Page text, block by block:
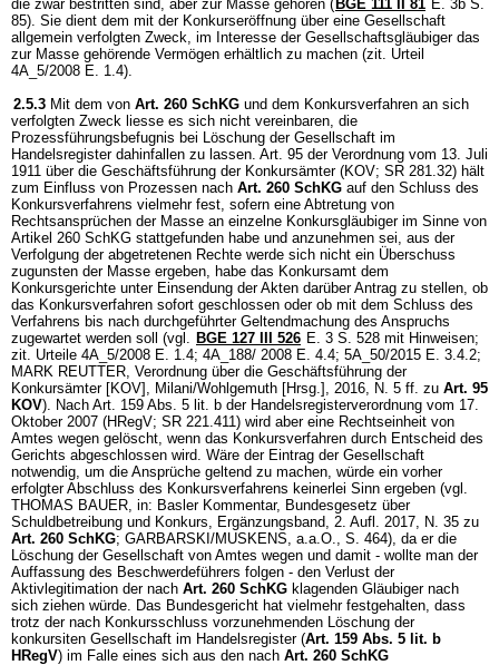
die zwar bestritten sind, aber zur Masse gehören ( BGE 111 II 81 E. 3b S.
85). Sie dient dem mit der Konkurseröffnung über eine Gesellschaft
allgemein verfolgten Zweck, im Interesse der Gesellschaftsgläubiger das
zur Masse gehörende Vermögen erhältlich zu machen (zit. Urteil
4A_5/2008 E. 1.4).
2.5.3 Mit dem von Art. 260 SchKG und dem Konkursverfahren an sich
verfolgten Zweck liesse es sich nicht vereinbaren, die
Prozessführungsbefugnis bei Löschung der Gesellschaft im
Handelsregister dahinfallen zu lassen. Art. 95 der Verordnung vom 13. Juli
1911 über die Geschäftsführung der Konkursämter (KOV; SR 281.32) hält
zum Einfluss von Prozessen nach Art. 260 SchKG auf den Schluss des
Konkursverfahrens vielmehr fest, sofern eine Abtretung von
Rechtsansprüchen der Masse an einzelne Konkursgläubiger im Sinne von
Artikel 260 SchKG stattgefunden habe und anzunehmen sei, aus der
Verfolgung der abgetretenen Rechte werde sich nicht ein Überschuss
zugunsten der Masse ergeben, habe das Konkursamt dem
Konkursgerichte unter Einsendung der Akten darüber Antrag zu stellen, ob
das Konkursverfahren sofort geschlossen oder ob mit dem Schluss des
Verfahrens bis nach durchgeführter Geltendmachung des Anspruchs
zugewartet werden soll (vgl. BGE 127 III 526 E. 3 S. 528 mit Hinweisen;
zit. Urteile 4A_5/2008 E. 1.4; 4A_188/ 2008 E. 4.4; 5A_50/2015 E. 3.4.2;
MARK REUTTER, Verordnung über die Geschäftsführung der
Konkursämter [KOV], Milani/Wohlgemuth [Hrsg.], 2016, N. 5 ff. zu Art. 95
KOV). Nach Art. 159 Abs. 5 lit. b der Handelsregisterverordnung vom 17.
Oktober 2007 (HRegV; SR 221.411) wird aber eine Rechtseinheit von
Amtes wegen gelöscht, wenn das Konkursverfahren durch Entscheid des
Gerichts abgeschlossen wird. Wäre der Eintrag der Gesellschaft
notwendig, um die Ansprüche geltend zu machen, würde ein vorher
erfolgter Abschluss des Konkursverfahrens keinerlei Sinn ergeben (vgl.
THOMAS BAUER, in: Basler Kommentar, Bundesgesetz über
Schuldbetreibung und Konkurs, Ergänzungsband, 2. Aufl. 2017, N. 35 zu
Art. 260 SchKG; GARBARSKI/MUSKENS, a.a.O., S. 464), da er die
Löschung der Gesellschaft von Amtes wegen und damit - wollte man der
Auffassung des Beschwerdeführers folgen - den Verlust der
Aktivlegitimation der nach Art. 260 SchKG klagenden Gläubiger nach
sich ziehen würde. Das Bundesgericht hat vielmehr festgehalten, dass
trotz der nach Konkursschluss vorzunehmenden Löschung der
konkursiten Gesellschaft im Handelsregister (Art. 159 Abs. 5 lit. b
HRegV) im Falle eines sich aus den nach Art. 260 SchKG